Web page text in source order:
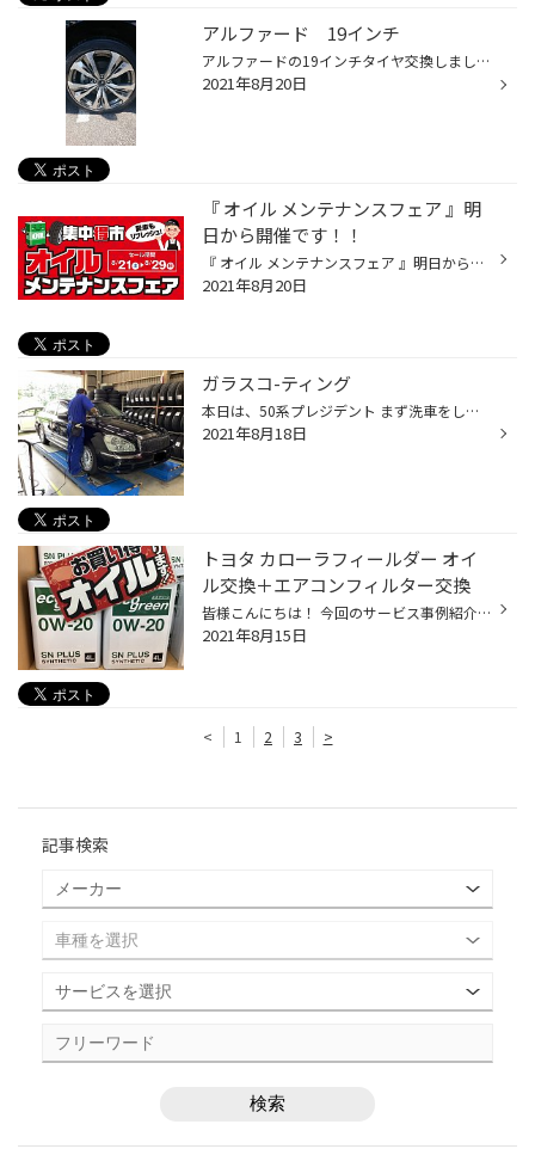
アルファード 19インチ
アルファードの19インチタイヤ交換しました！ モデリスタのホイールもかっこいいですね。 タイヤはレグノGRVⅡを装着致しました。 静粛性に優れ快適な車内空間を演出してくれます。 おすすめのタイヤです！
2021年8月20日
『 オイル メンテナンスフェア 』明
日から開催です！！
『 オイル メンテナンスフェア 』明日から開催です！！ セール期間：8/21（土）～ 8/29（日） いつも当店ご来店及びHP閲覧ありがとうございます！暑い夏を乗り切るためにも、お車のメンテナンスはお済みでしょうか？ タイヤ以外にも各種メンテナンスも私たちにご相談ください！お買い得商品等多数ご...
2021年8月20日
ガラスコ-ティング
本日は、50系プレジデント まず洗車をして表面の汚れを除去します！！！ あっ！写真撮り忘れました・・・・・・( ﾟдﾟ) 気を取り直して！磨きに入ります 磨き傷が深いらしく磨くのに時間がかかってます・・・ヽ(￣д￣;)ノ=3=3=3 そして頑張ってもらったけっか！！！！ ホイールもしっかり！ガラスコ-...
2021年8月18日
トヨタ カローラフィールダー オイ
ル交換＋エアコンフィルター交換
皆様こんにちは！ 今回のサービス事例紹介は、 トヨタ カローラフィールダー オイル交換＋エアコンフィルター交換 となります。 今回の事例では、インターネットで当店の情報を確認していただき、 お車のメンテナンスでご来店いただきました。 写真1: 今回の使用オイルは当店のエンジンオイルの中で...
2021年8月15日
< 1 2 3 >
記事検索